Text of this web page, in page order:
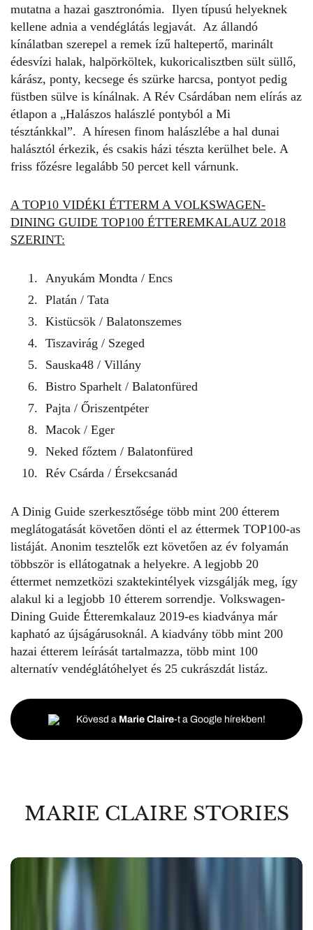
mutatna a hazai gasztronómia. Ilyen típusú helyeknek
kellene adnia a vendéglátás legjavát. Az állandó
kínálatban szerepel a remek ízű haltepertő, marinált
édesvízi halak, halpörköltek, kukoricalisztben sült süllő,
kárász, ponty, kecsege és szürke harcsa, pontyot pedig
füstben sülve is kínálnak. A Rév Csárdában nem elírás az
étlapon a „Halászos halászlé pontyból a Mi
tésztánkkal”. A híresen finom halászlébe a hal dunai
halásztól érkezik, és csakis házi tészta kerülhet bele. A
friss főzésre legalább 50 percet kell várnunk.
A TOP10 VIDÉKI ÉTTERM A VOLKSWAGEN-
DINING GUIDE TOP100 ÉTTEREMKALAUZ 2018
SZERINT:
Anyukám Mondta / Encs
Platán / Tata
Kistücsök / Balatonszemes
Tiszavirág / Szeged
Sauska48 / Villány
Bistro Sparhelt / Balatonfüred
Pajta / Őriszentpéter
Macok / Eger
Neked főztem / Balatonfüred
Rév Csárda / Érsekcsanád
A Dinig Guide szerkesztősége több mint 200 étterem
meglátogatását követően dönti el az éttermek TOP100-as
listáját. Anonim tesztelők ezt követően az év folyamán
többször is ellátogatnak a helyekre. A legjobb 20
éttermet nemzetközi szaktekintélyek vizsgálják meg, így
alakul ki a legjobb 10 étterem sorrendje. Volkswagen-
Dining Guide Étteremkalauz 2019-es kiadványa már
kapható az újságárusoknál. A kiadvány több mint 200
hazai étterem leírását tartalmazza, több mint 100
alternatív vendéglátóhelyet és 25 cukrászdát listáz.
Kövesd a Marie Claire-t a Google hírekben!
MARIE CLAIRE STORIES